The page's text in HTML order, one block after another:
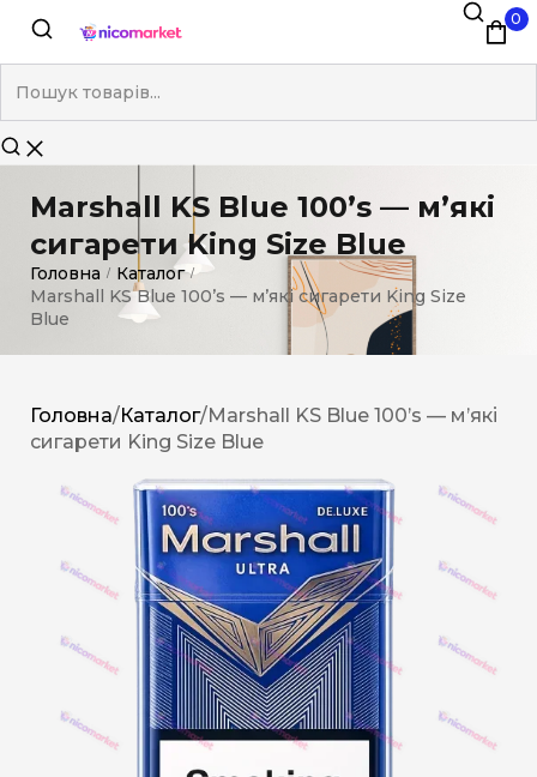
0
Marshall KS Blue 100’s — м’які
сигарети King Size Blue
Головна / Каталог /
Marshall KS Blue 100’s — м’які сигарети King Size
Blue
Головна/Каталог/Marshall KS Blue 100’s — м’які
сигарети King Size Blue